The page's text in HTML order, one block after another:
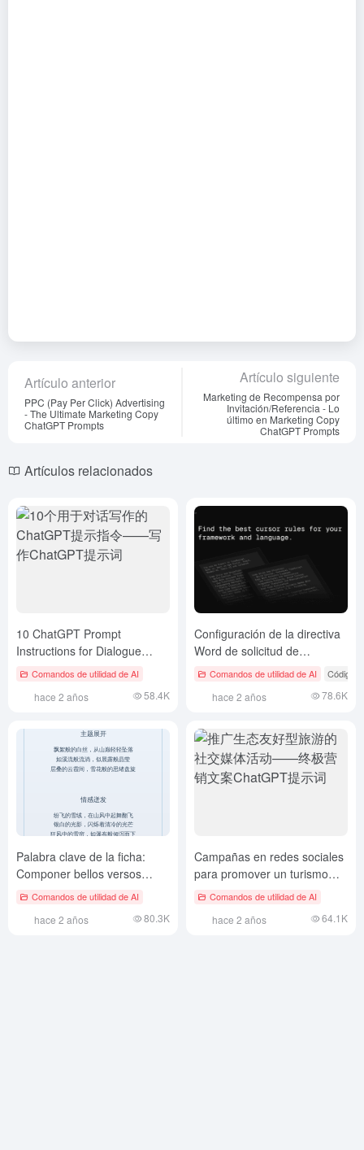
Artículo anterior
PPC (Pay Per Click) Advertising
- The Ultimate Marketing Copy
ChatGPT Prompts
Artículo siguiente
Marketing de Recompensa por
Invitación/Referencia - Lo
último en Marketing Copy
ChatGPT Prompts
Artículos relacionados
10 ChatGPT Prompt
Instructions for Dialogue
Writing - Escribir palabras de
Comandos de utilidad de AI
hace 2 años 58.4K
Configuración de la directiva
Word de solicitud de
programación de funciones
Comandos de utilidad de AI Código #
hace 2 años 78.6K
Palabra clave de la ficha:
Componer bellos versos
musicales, sólo para Claude
Comandos de utilidad de AI
hace 2 años 80.3K
Campañas en redes sociales
para promover un turismo
respetuoso con el medio
de marketing ChatGPT
Comandos de utilidad de AI
hace 2 años 64.1K